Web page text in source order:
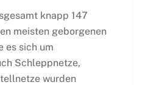
knapp 147
meisten geborgenen
es sich um
Schleppnetze,
wurden